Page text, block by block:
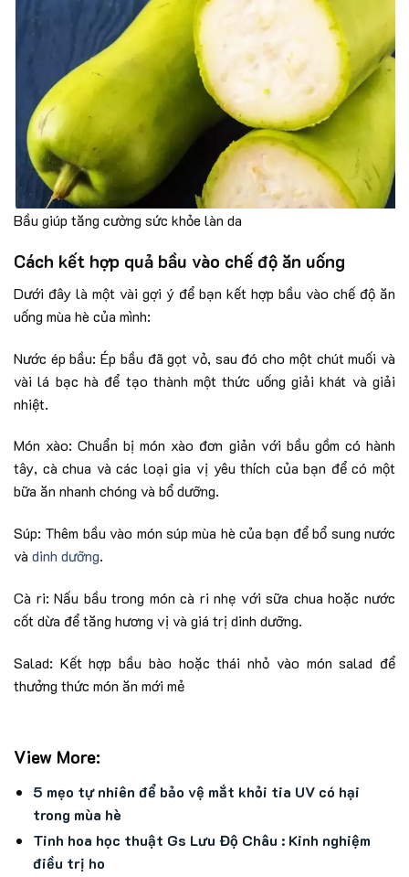
Bầu giúp tăng cường sức khỏe làn da
Cách kết hợp quả bầu vào chế độ ăn uống
Dưới đây là một vài gợi ý để bạn kết hợp bầu vào chế độ ăn
uống mùa hè của mình:
Nước ép bầu: Ép bầu đã gọt vỏ, sau đó cho một chút muối và
vài lá bạc hà để tạo thành một thức uống giải khát và giải
nhiệt.
Món xào: Chuẩn bị món xào đơn giản với bầu gồm có hành
tây, cà chua và các loại gia vị yêu thích của bạn để có một
bữa ăn nhanh chóng và bổ dưỡng.
Súp: Thêm bầu vào món súp mùa hè của bạn để bổ sung nước
và dinh dưỡng.
Cà ri: Nấu bầu trong món cà ri nhẹ với sữa chua hoặc nước
cốt dừa để tăng hương vị và giá trị dinh dưỡng.
Salad: Kết hợp bầu bào hoặc thái nhỏ vào món salad để
thưởng thức món ăn mới mẻ
View More:
5 mẹo tự nhiên để bảo vệ mắt khỏi tia UV có hại
trong mùa hè
Tinh hoa học thuật Gs Lưu Độ Châu : Kinh nghiệm
điều trị ho